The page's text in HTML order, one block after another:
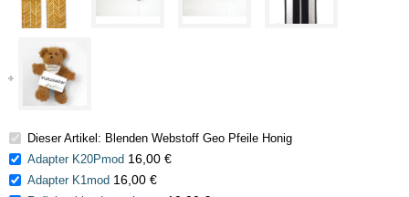
Dieser Artikel: Blenden Webstoff Geo Pfeile Honig
Adapter K20Pmod 16,00 €
Adapter K1mod 16,00 €